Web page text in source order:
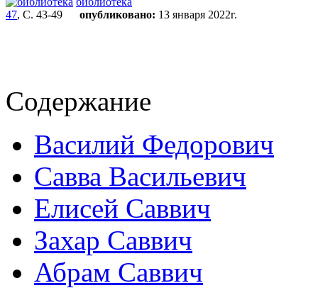
47, С. 43-49 опубликовано: 13 января 2022г.
Содержание
Василий Федорович
Савва Васильевич
Елисей Саввич
Захар Саввич
Абрам Саввич